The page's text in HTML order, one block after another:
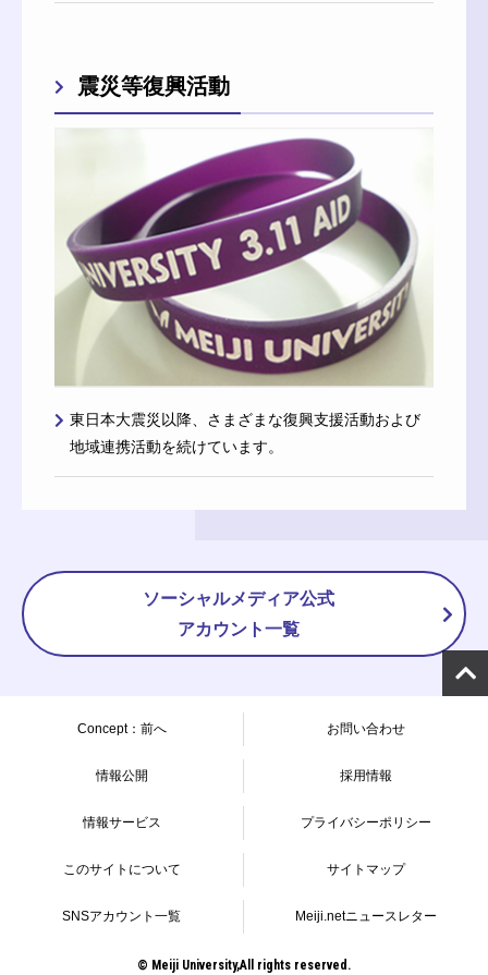
震災等復興活動
東日本大震災以降、さまざまな復興支援活動および
地域連携活動を続けています。
ソーシャルメディア公式
アカウント一覧
Concept：前へ お問い合わせ
情報公開 採用情報
情報サービス プライバシーポリシー
このサイトについて サイトマップ
SNSアカウント一覧 Meiji.netニュースレター
© Meiji University,All rights reserved.